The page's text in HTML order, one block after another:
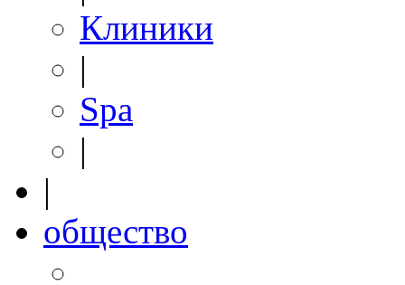
Клиники
|
Spa
|
|
общество